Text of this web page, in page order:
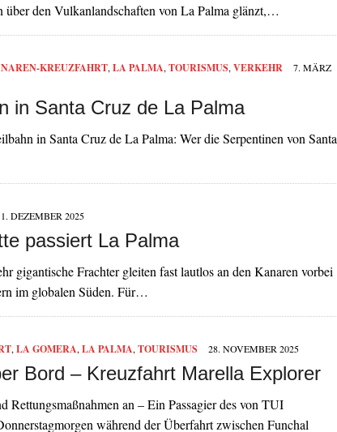
den Vulkanlandschaften von La Palma glänzt,…
KREUZFAHRT, LA PALMA, TOURISMUS, VERKEHR
7. MÄRZ
in Santa Cruz de La Palma
in Santa Cruz de La Palma: Wer die Serpentinen von Santa
DEZEMBER 2025
passiert La Palma
gigantische Frachter gleiten fast lautlos an den Kanaren vorbei
im globalen Süden. Für…
, LA GOMERA, LA PALMA, TOURISMUS 28. NOVEMBER 2025
Bord – Kreuzfahrt Marella Explorer
Rettungsmaßnahmen an – Ein Passagier des von TUI
während der Überfahrt zwischen Funchal